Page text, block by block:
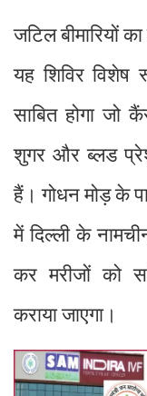
जटिल बीमारियों
यह शिविर
साबित होगा जो
शुगर और ब्लड
हैं। गोधन मोड़ के
में दिल्ली के
कर मरीजों को
कराया जाएगा।